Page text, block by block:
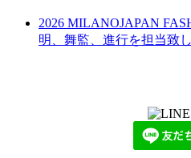
2026 MILANOJAPAN
明、舞監、進行を担当致し